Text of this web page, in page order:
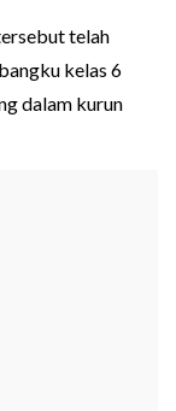
telah
kelas 6
dalam kurun